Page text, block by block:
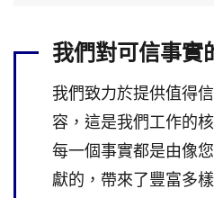
我們對可信事實
我們致力於提供值得
容，這是我們工作的
每一個事實都是由像
獻的，帶來了豐富多